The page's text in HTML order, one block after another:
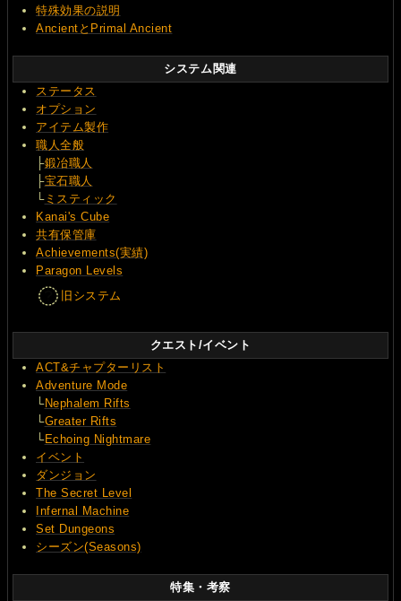
特殊効果の説明
AncientとPrimal Ancient
システム関連
ステータス
オプション
アイテム製作
職人全般
├鍛冶職人
├宝石職人
└ミスティック
Kanai's Cube
共有保管庫
Achievements(実績)
Paragon Levels
旧システム
クエスト/イベント
ACT&チャプターリスト
Adventure Mode
└Nephalem Rifts
└Greater Rifts
└Echoing Nightmare
イベント
ダンジョン
The Secret Level
Infernal Machine
Set Dungeons
シーズン(Seasons)
特集・考察